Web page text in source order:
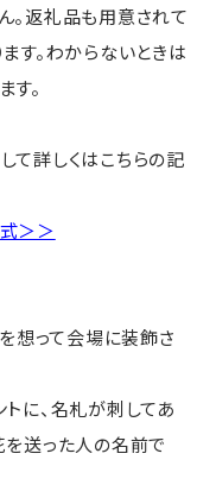
。返礼品も用意されて
す。わからないときは
。
て詳しくはこちらの記
＞＞
を想って会場に装飾さ
に、名札が刺してあ
送った人の名前で